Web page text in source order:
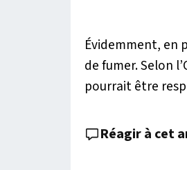
Évidemment, en
de fumer. Selon
pourrait être
Réagir à cet